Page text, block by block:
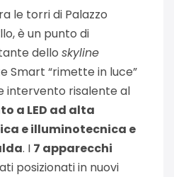
le torri di Palazzo
è un punto di
dello skyline
Smart “rimette in luce”
intervento risalente al
a LED ad alta
e illuminotecnica e
. I 7 apparecchi
posizionati in nuovi